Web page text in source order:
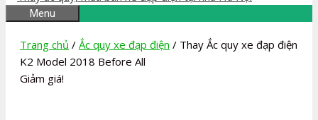
Menu
Trang chủ / Ắc quy xe đạp điện / Thay Ắc quy xe đạp điện
K2 Model 2018 Before All
Giảm giá!